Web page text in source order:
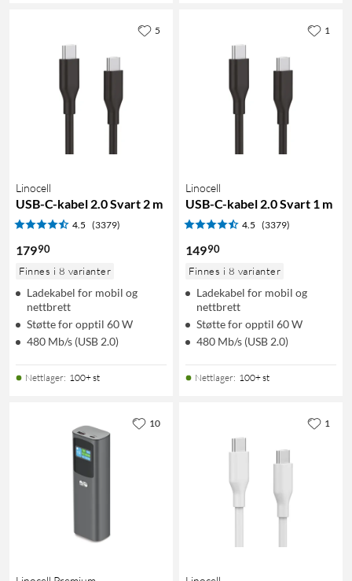
Linocell
USB-C-kabel 2.0 Svart 2 m
4.5 (3379)
17990
Finnes i 8 varianter
Ladekabel for mobil og
nettbrett
Støtte for opptil 60 W
480 Mb/s (USB 2.0)
Nettlager: 100+ st
5
Linocell
USB-C-kabel 2.0 Svart 1 m
4.5 (3379)
14990
Finnes i 8 varianter
Ladekabel for mobil og
nettbrett
Støtte for opptil 60 W
480 Mb/s (USB 2.0)
Nettlager: 100+ st
1
10 1